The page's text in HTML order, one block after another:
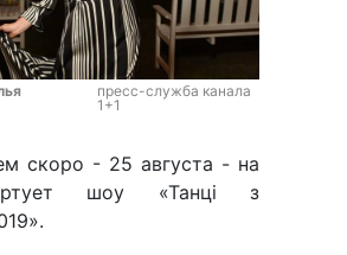
пресс-служба канала
1+1
скоро - 25 августа - на
шоу «Танці з